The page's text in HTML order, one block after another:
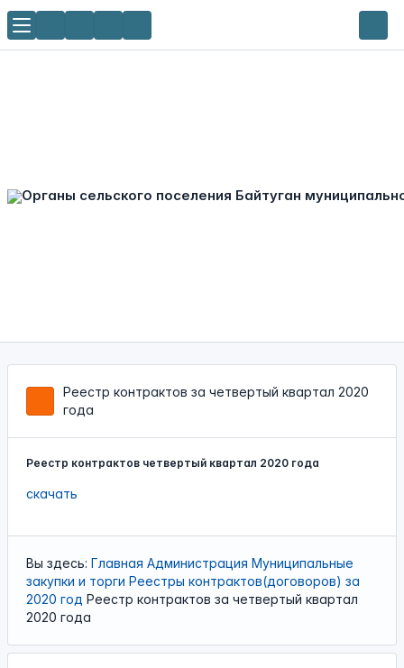
Реестр контрактов за четвертый квартал 2020
года
Реестр контрактов четвертый квартал 2020 года
скачать
Вы здесь: Главная Администрация Муниципальные
закупки и торги Реестры контрактов(договоров) за
2020 год Реестр контрактов за четвертый квартал
2020 года